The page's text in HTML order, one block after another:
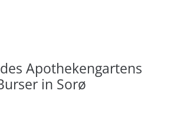
Apothekengartens
in Sorø